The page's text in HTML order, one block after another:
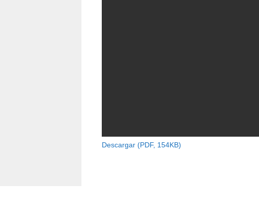
Descargar (PDF, 154KB)